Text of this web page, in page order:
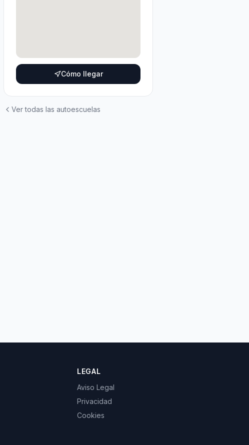
Cómo llegar
Ver todas las autoescuelas
LEGAL
Aviso Legal
Privacidad
Cookies